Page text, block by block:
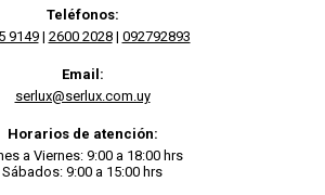
Teléfonos:
9149| 2600 2028| 092792893
Email:
serlux@serlux.com.uy
Horarios de atención:
a Viernes: 9:00 a 18:00 hrs
Sábados: 9:00 a 15:00 hrs